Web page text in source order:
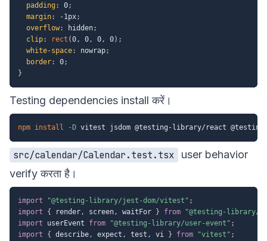
padding: 0;
margin: -1px;
overflow: hidden;
clip: rect (0, 0, 0, 0) ;
white-space: nowrap;
border: 0;
}
Testing dependencies install करें।
npm install -D
src/calendar/Calendar.test.tsx
user behavior
verify करता है।
import "@testing-library/jest-dom/vitest" ;
import
{ render, screen, waitFor } from
"@testing-library/
import userEvent from "@testing-library/user-event" ;
import
{ describe, expect , test , vi } from "vitest" ;